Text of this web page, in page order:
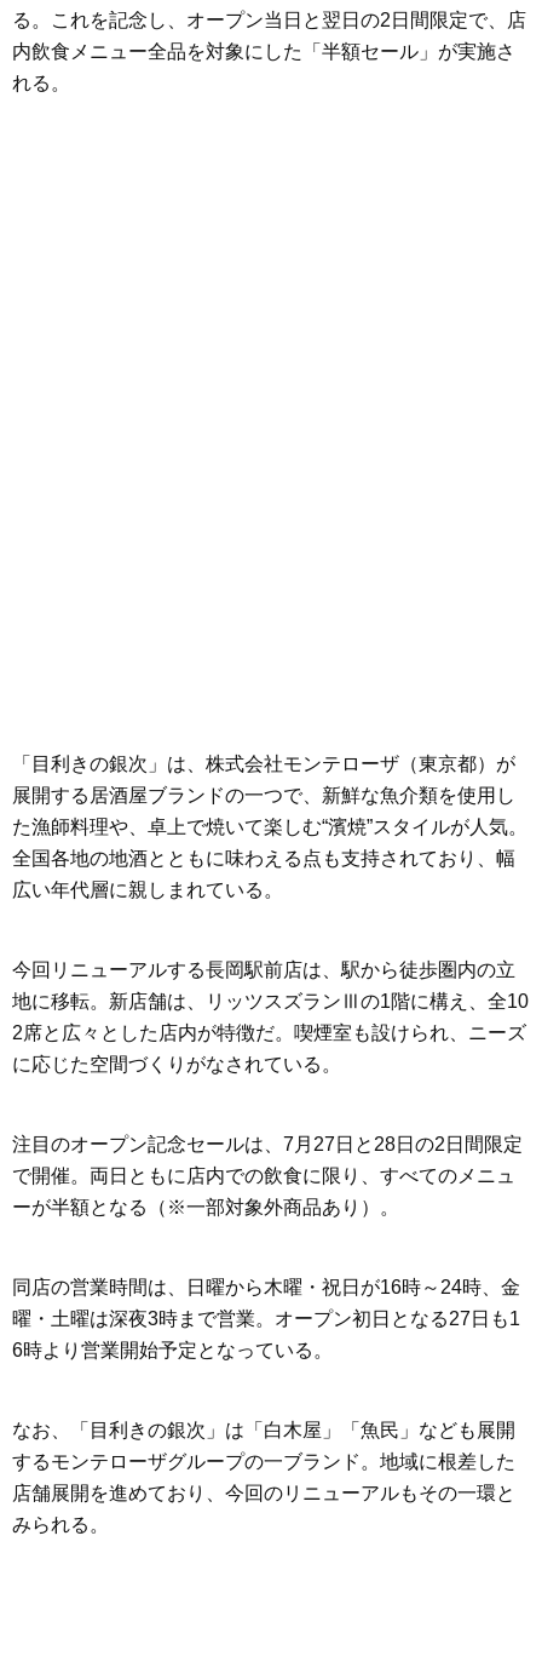
る。これを記念し、オープン当日と翌日の2日間限定で、店
内飲食メニュー全品を対象にした「半額セール」が実施さ
れる。
「目利きの銀次」は、株式会社モンテローザ（東京都）が
展開する居酒屋ブランドの一つで、新鮮な魚介類を使用し
た漁師料理や、卓上で焼いて楽しむ“濱焼”スタイルが人気。
全国各地の地酒とともに味わえる点も支持されており、幅
広い年代層に親しまれている。
今回リニューアルする長岡駅前店は、駅から徒歩圏内の立
地に移転。新店舗は、リッツスズランⅢの1階に構え、全10
2席と広々とした店内が特徴だ。喫煙室も設けられ、ニーズ
に応じた空間づくりがなされている。
注目のオープン記念セールは、7月27日と28日の2日間限定
で開催。両日ともに店内での飲食に限り、すべてのメニュ
ーが半額となる（※一部対象外商品あり）。
同店の営業時間は、日曜から木曜・祝日が16時～24時、金
曜・土曜は深夜3時まで営業。オープン初日となる27日も1
6時より営業開始予定となっている。
なお、「目利きの銀次」は「白木屋」「魚民」なども展開
するモンテローザグループの一ブランド。地域に根差した
店舗展開を進めており、今回のリニューアルもその一環と
みられる。